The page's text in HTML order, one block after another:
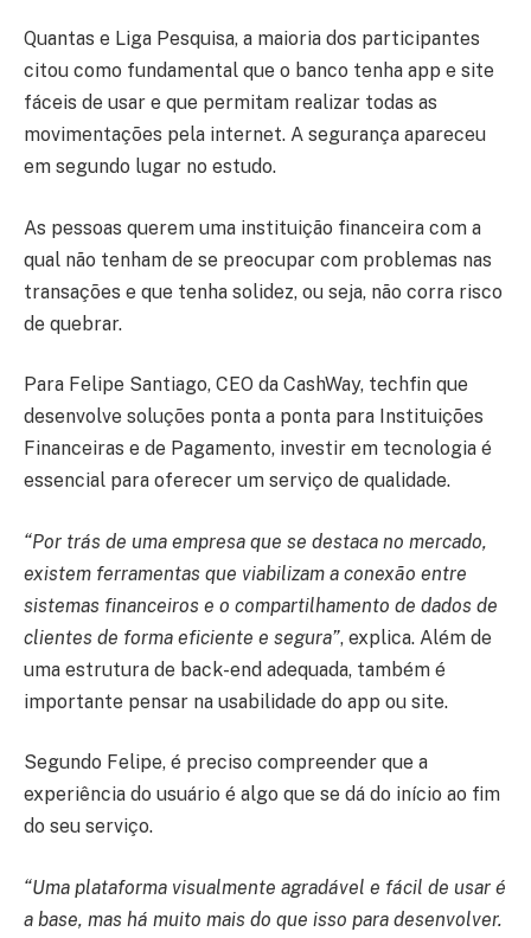
Quantas e Liga Pesquisa, a maioria dos participantes
citou como fundamental que o banco tenha app e site
fáceis de usar e que permitam realizar todas as
movimentações pela internet. A segurança apareceu
em segundo lugar no estudo.
As pessoas querem uma instituição financeira com a
qual não tenham de se preocupar com problemas nas
transações e que tenha solidez, ou seja, não corra risco
de quebrar.
Para Felipe Santiago, CEO da CashWay, techfin que
desenvolve soluções ponta a ponta para Instituições
Financeiras e de Pagamento, investir em tecnologia é
essencial para oferecer um serviço de qualidade.
“Por trás de uma empresa que se destaca no mercado,
existem ferramentas que viabilizam a conexão entre
sistemas financeiros e o compartilhamento de dados de
clientes de forma eficiente e segura”, explica. Além de
uma estrutura de back-end adequada, também é
importante pensar na usabilidade do app ou site.
Segundo Felipe, é preciso compreender que a
experiência do usuário é algo que se dá do início ao fim
do seu serviço.
“Uma plataforma visualmente agradável e fácil de usar é
a base, mas há muito mais do que isso para desenvolver.